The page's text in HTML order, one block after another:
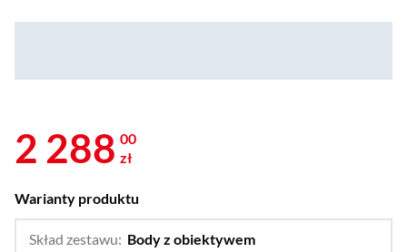
2 288 00
zł
Warianty produktu
Skład zestawu: Body z obiektywem